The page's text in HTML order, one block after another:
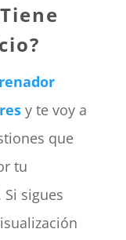
y te voy a
que
tu
sigues